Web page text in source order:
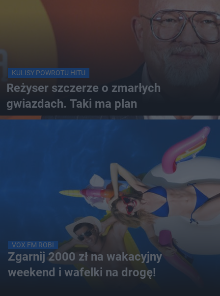
KULISY POWROTU HITU
Reżyser szczerze o zmarłych
gwiazdach. Taki ma plan
VOX FM ROBI
Zgarnij 2000 zł na wakacyjny
weekend i wafelki na drogę!